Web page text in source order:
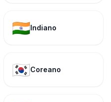
🇮🇳Indiano
🇰🇷Coreano